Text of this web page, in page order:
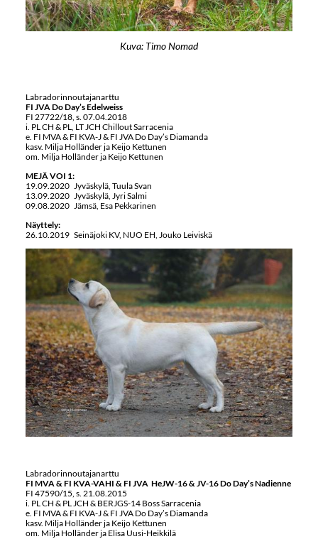
Kuva: Timo Nomad
Labradorinnoutajanarttu
FI JVA Do Day’s Edelweiss
FI 27722/18, s. 07.04.2018
i. PL CH & PL, LT JCH Chillout Sarracenia
e. FI MVA & FI KVA-J & FI JVA Do Day’s Diamanda
kasv. Milja Holländer ja Keijo Kettunen
om. Milja Holländer ja Keijo Kettunen
MEJÄ VOI 1:
19.09.2020 Jyväskylä, Tuula Svan
13.09.2020 Jyväskylä, Jyri Salmi
09.08.2020 Jämsä, Esa Pekkarinen
Näyttely:
26.10.2019 Seinäjoki KV, NUO EH, Jouko Leiviskä
Labradorinnoutajanarttu
FI MVA & FI KVA-VAHI & FI JVA HeJW-16 & JV-16 Do Day’s Nadienne
FI 47590/15, s. 21.08.2015
i. PL CH & PL JCH & BERJGS-14 Boss Sarracenia
e. FI MVA & FI KVA-J & FI JVA Do Day’s Diamanda
kasv. Milja Holländer ja Keijo Kettunen
om. Milja Holländer ja Elisa Uusi-Heikkilä